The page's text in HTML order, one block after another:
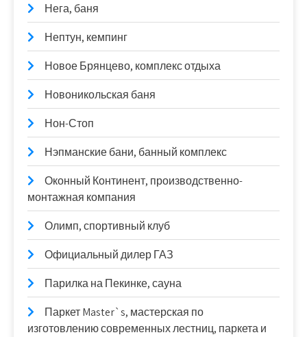
Нега, баня
Нептун, кемпинг
Новое Брянцево, комплекс отдыха
Новоникольская баня
Нон-Стоп
Нэпманские бани, банный комплекс
Оконный Континент, производственно-
монтажная компания
Олимп, спортивный клуб
Официальный дилер ГАЗ
Парилка на Пекинке, сауна
Паркет Master`s, мастерская по
изготовлению современных лестниц, паркета и